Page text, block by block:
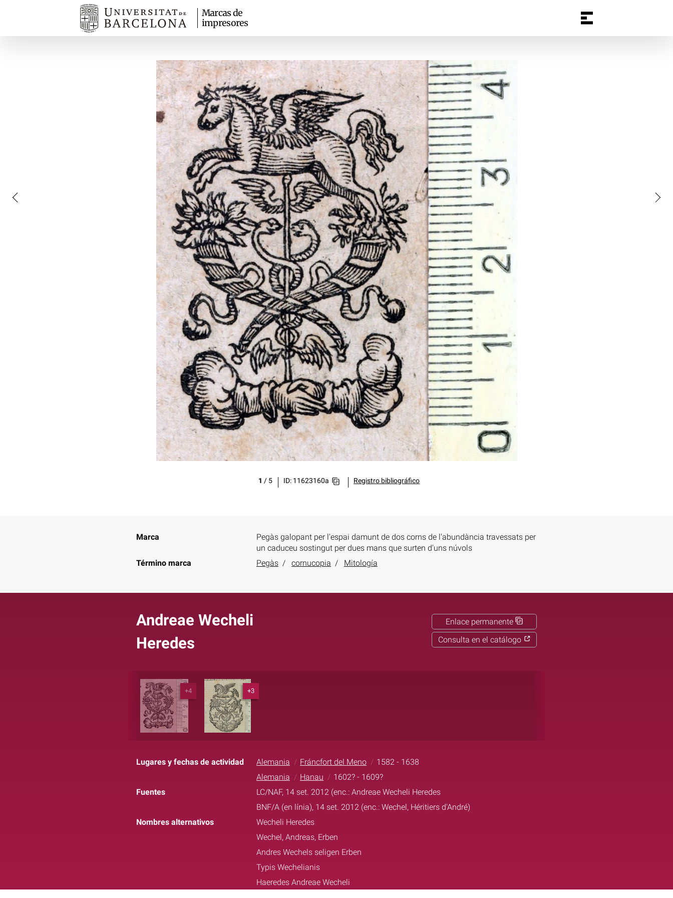
Marcas de
impresores
1 / 5 ID: 11623160a Registro bibliográfico
Marca
Pegàs galopant per l'espai damunt de dos corns de l'abundància travessats per
un caduceu sostingut per dues mans que surten d'uns núvols
Término marca
Pegàs cornucopia Mitología
Andreae Wecheli
Heredes
Enlace permanente
Consulta en el catálogo
+4 +3
Lugares y fechas de actividad Alemania Fráncfort del Meno
1582 - 1638
Alemania
Hanau
1602? - 1609?
Fuentes
LC/NAF, 14 set. 2012 (enc.: Andreae Wecheli Heredes
BNF/A (en línia), 14 set. 2012 (enc.: Wechel, Héritiers d'André)
Nombres alternativos
Wecheli Heredes
Wechel, Andreas, Erben
Andres Wechels seligen Erben
Typis Wechelianis
Haeredes Andreae Wecheli